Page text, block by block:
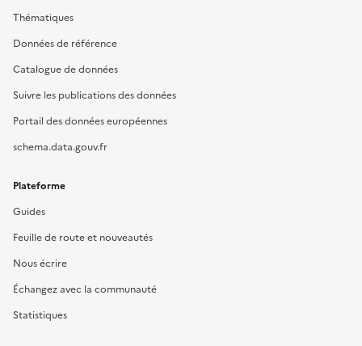
Thématiques
Données de référence
Catalogue de données
Suivre les publications des données
Portail des données européennes
schema.data.gouv.fr
Plateforme
Guides
Feuille de route et nouveautés
Nous écrire
Échangez avec la communauté
Statistiques